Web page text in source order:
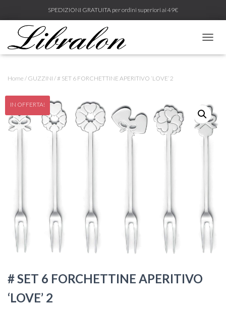
SPEDIZIONI GRATUITA per ordini superiori ai 49€
A
O
E
Home / GUZZINI / # SET 6 FORCHETTINE APERITIVO ‘LOVE’ 2
IN OFFERTA!
# SET 6 FORCHETTINE APERITIVO
‘LOVE’ 2